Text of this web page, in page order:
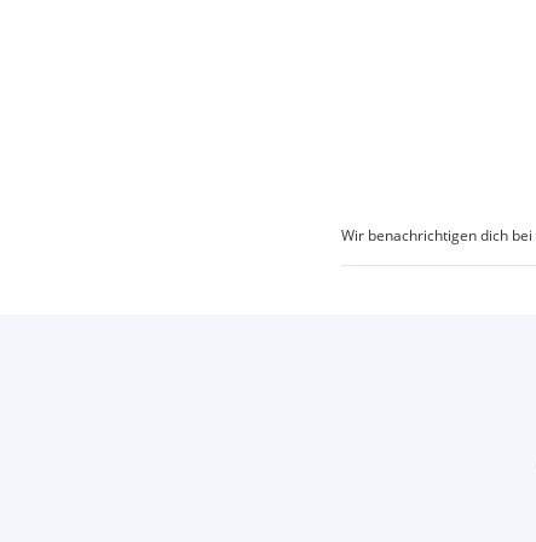
Wir benachrichtigen dich bei